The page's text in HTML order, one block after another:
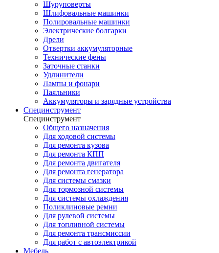
Шуруповерты
Шлифовальные машинки
Полировальные машинки
Электрические болгарки
Дрели
Отвертки аккумуляторные
Технические фены
Заточные станки
Удлинители
Лампы и фонари
Паяльники
Аккумуляторы и зарядные устройства
Специнструмент
Специнструмент
Общего назначения
Для ходовой системы
Для ремонта кузова
Для ремонта КПП
Для ремонта двигателя
Для ремонта генератора
Для системы смазки
Для тормозной системы
Для системы охлаждения
Поликлиновые ремни
Для рулевой системы
Для топливной системы
Для ремонта трансмиссии
Для работ с автоэлектрикой
Мебель